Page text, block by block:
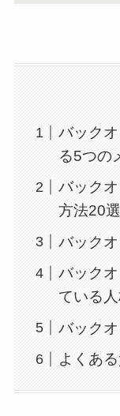
バック
る5つの
バック
方法20選
バック
バック
ている
バック
よくあ